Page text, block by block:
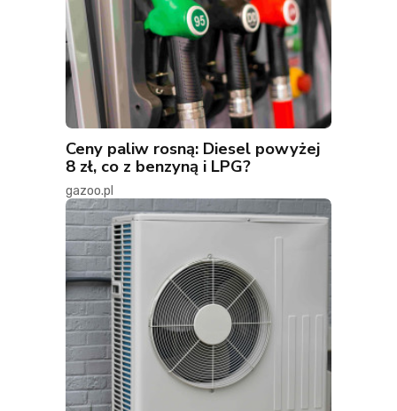
Ceny paliw rosną: Diesel powyżej
8 zł, co z benzyną i LPG?
gazoo.pl